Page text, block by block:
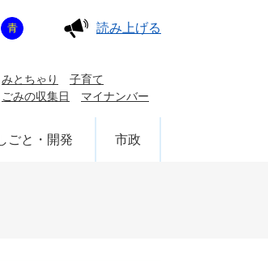
青 読み上げる
みとちゃり
子育て
ごみの収集日 マイナンバー
ごと・開発 市政